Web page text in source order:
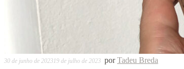
30 de junho de 202319 de julho de 2023 porTadeu Breda